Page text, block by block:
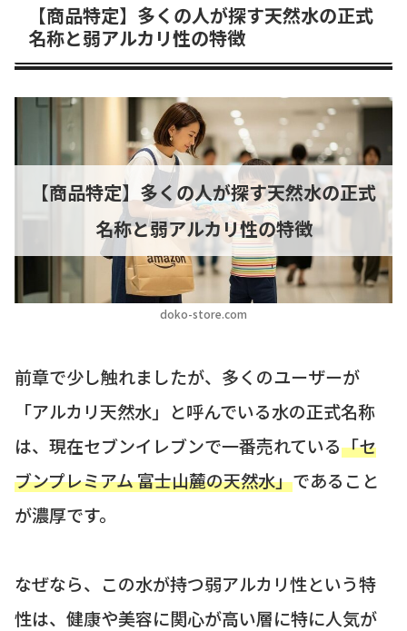
【商品特定】多くの人が探す天然水の正式
名称と弱アルカリ性の特徴
doko-store.com
【商品特定】多くの人が探す天然水の正式
名称と弱アルカリ性の特徴
前章で少し触れましたが、多くのユーザーが
「アルカリ天然水」と呼んでいる水の正式名称
は、現在セブンイレブンで一番売れている「セ
ブンプレミアム 富士山麓の天然水」であること
が濃厚です。
なぜなら、この水が持つ弱アルカリ性という特
性は、健康や美容に関心が高い層に特に人気が